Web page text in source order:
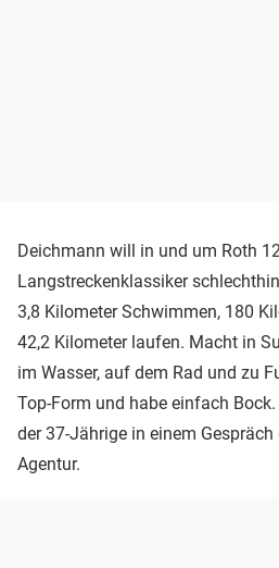
Deichmann will in und um Roth
Langstreckenklassiker
3,8 Kilometer Schwimmen, 180
42,2 Kilometer laufen. Macht in
im Wasser, auf dem Rad und zu
Top-Form und habe einfach
der 37-Jährige in einem Gespräch
Agentur.